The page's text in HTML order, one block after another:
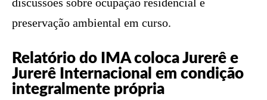
preservação ambiental em curso.
Relatório do IMA coloca Jurerê e
Jurerê Internacional em condição
integralmente própria